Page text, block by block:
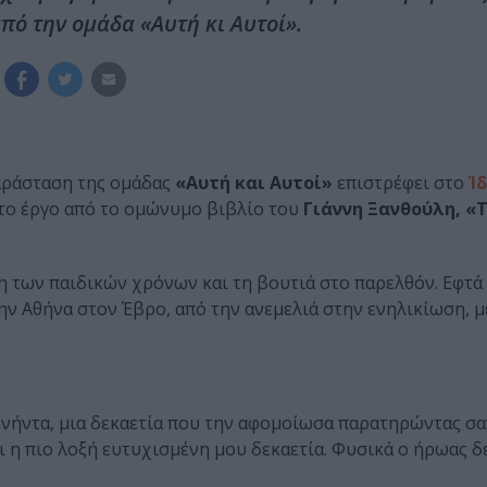
την ομάδα «Αυτή κι Αυτοί».
της ομάδας «Αυτή και Αυτοί» επιστρέφει στο
έργο από το ομώνυμο βιβλίο του Γιάννη Ξανθούλη,
παιδικών χρόνων και τη βουτιά στο παρελθόν. Εφτά
Αθήνα στον Έβρο, από την ανεμελιά στην ενηλικίωση,
μια δεκαετία που την αφομοίωσα παρατηρώντας
πιο λοξή ευτυχισμένη μου δεκαετία. Φυσικά ο ήρωας